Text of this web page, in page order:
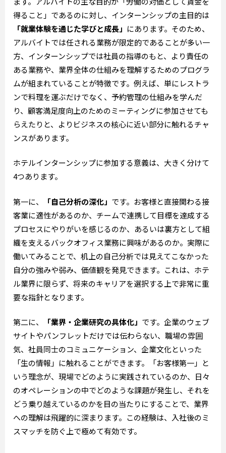
得ること」であるのに対し、インターンシップの主目的は
「就業体験を通じた学びと成長」 にあります。そのため、
アルバイトでは任される業務が限定的であることが多い一
方、インターンシップでは社員の指導のもと、より責任の
ある業務や、業界全体の仕組みを理解するためのプログラ
ムが組まれていることが特徴です。例えば、単にレストラ
ンで料理を運ぶだけでなく、予約管理の仕組みを学んだ
り、顧客満足度向上のためのミーティングに参加させても
らえたりと、よりビジネスの核心に近い部分に触れるチャ
ンスがあります。
ホテルインターンシップに参加する意義は、大きく分けて
4つあります。
第一に、 「自己分析の深化」 です。お客様と直接関わる接
客業に適性があるのか、チームで連携して目標を達成する
プロセスにやりがいを感じるのか、あるいは裏方として組
織を支えるバックオフィス業務に興味があるのか。実際に
働いてみることで、机上の自己分析では見えてこなかった
自分の強みや弱み、価値観を発見できます。これは、ホテ
ル業界に限らず、将来のキャリアを選択する上で非常に重
要な指針となります。
第二に、 「業界・企業研究の具体化」 です。企業のウェブ
サイトやパンフレットだけでは伝わらない、職場の雰囲
気、社員同士のコミュニケーション、企業文化といった
「生の情報」に触れることができます。「お客様第一」と
いう理念が、現場でどのように実践されているのか、日々
のオペレーションの中でどのような課題が発生し、それを
どう乗り越えているのかを目の当たりにすることで、業界
への理解は飛躍的に深まります。この経験は、入社後のミ
スマッチを防ぐ上で極めて有効です。